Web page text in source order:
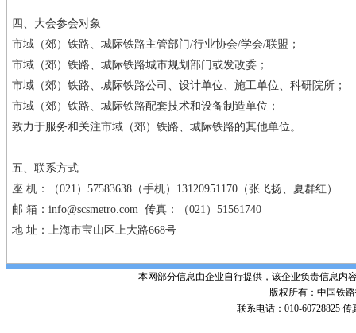
四、大会参会对象
市域（郊）铁路、城际铁路主管部门/行业协会/学会/联盟；
市域（郊）铁路、城际铁路城市规划部门或发改委；
市域（郊）铁路、城际铁路公司、设计单位、施工单位、科研院所；
市域（郊）铁路、城际铁路配套技术和设备制造单位；
致力于服务和关注市域（郊）铁路、城际铁路的其他单位。
五、联系方式
座 机：（021）57583638（手机）13120951170（张飞扬、夏群红）
邮 箱：info@scsmetro.com 传真：（021）51561740
地 址：上海市宝山区上大路668号
本网部分信息由企业自行提供，该企业负责信息内
版权所有：中国铁路
联系电话：010-60728825 传